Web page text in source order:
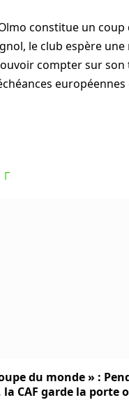
constitue un
le club espère
compter sur
européennes
┌
du monde » :
la CAF garde la porte